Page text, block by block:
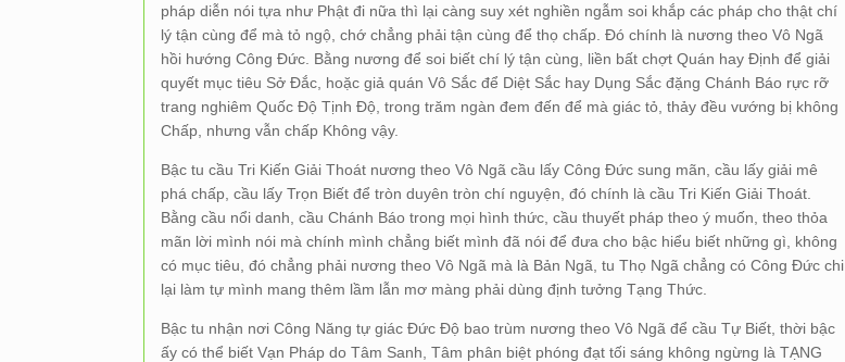
pháp diễn nói tựa như Phật đi nữa thì lại càng suy xét nghiền ngẫm soi khắp các pháp cho thật chí
lý tận cùng để mà tỏ ngộ, chớ chẳng phải tận cùng để thọ chấp. Đó chính là nương theo Vô Ngã
hồi hướng Công Đức. Bằng nương để soi biết chí lý tận cùng, liền bất chợt Quán hay Định để giải
quyết mục tiêu Sở Đắc, hoặc giả quán Vô Sắc để Diệt Sắc hay Dụng Sắc đặng Chánh Báo rực rỡ
trang nghiêm Quốc Độ Tịnh Độ, trong trăm ngàn đem đến để mà giác tỏ, thảy đều vướng bị không
Chấp, nhưng vẫn chấp Không vậy.
Bậc tu cầu Tri Kiến Giải Thoát nương theo Vô Ngã cầu lấy Công Đức sung mãn, cầu lấy giải mê
phá chấp, cầu lấy Trọn Biết để tròn duyên tròn chí nguyện, đó chính là cầu Tri Kiến Giải Thoát.
Bằng cầu nổi danh, cầu Chánh Báo trong mọi hình thức, cầu thuyết pháp theo ý muốn, theo thỏa
mãn lời mình nói mà chính mình chẳng biết mình đã nói để đưa cho bậc hiểu biết những gì, không
có mục tiêu, đó chẳng phải nương theo Vô Ngã mà là Bản Ngã, tu Thọ Ngã chẳng có Công Đức chi
lại làm tự mình mang thêm lầm lẫn mơ màng phải dùng định tưởng Tạng Thức.
Bậc tu nhận nơi Công Năng tự giác Đức Độ bao trùm nương theo Vô Ngã để cầu Tự Biết, thời bậc
ấy có thể biết Vạn Pháp do Tâm Sanh, Tâm phân biệt phóng đạt tối sáng không ngừng là TẠNG